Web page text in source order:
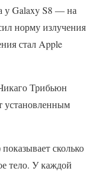
у Galaxy S8 — на
норму излучения
стал Apple
Трибьюн
установленным
сколько
тело. У каждой